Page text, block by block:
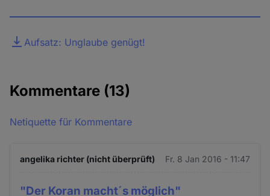
DateiAufsatz: Unglaube genügt!
Kommentare (13)
Netiquette für Kommentare
angelika richter (nicht überprüft) Fr. 8 Jan 2016 - 11:47
"Der Koran macht´s möglich"